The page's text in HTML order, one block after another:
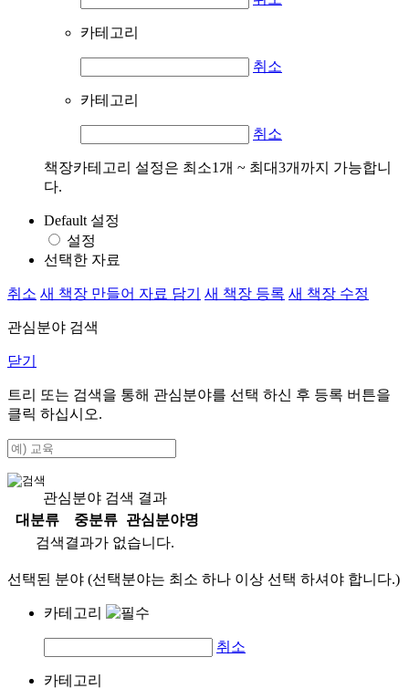
카테고리
취소
카테고리
취소
책장카테고리 설정은 최소1개 ~ 최대3개까지 가능합니
다.
Default 설정
설정
선택한 자료
취소 새 책장 만들어 자료 담기 새 책장 등록 새 책장 수정
관심분야 검색
닫기
트리 또는 검색을 통해 관심분야를 선택 하신 후 등록 버튼을
클릭 하십시오.
관심분야 검색 결과
대분류
중분류
관심분야명
검색결과가 없습니다.
선택된 분야 (선택분야는 최소 하나 이상 선택 하셔야 합니다.)
카테고리
취소
카테고리